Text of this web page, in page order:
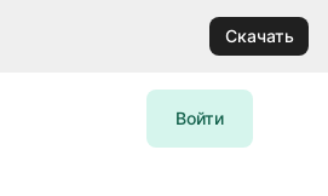
Скачать
Войти